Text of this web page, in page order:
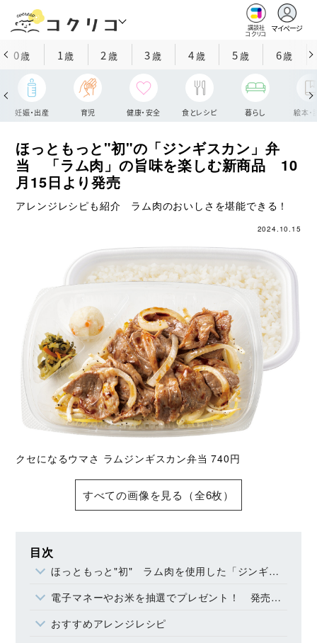
講談社
コクリコ
マイページ
0歳 1歳 2 歳 3歳 4歳 5歳 6歳
妊娠・出産 育児 健康・安全 食とレシピ 暮らし 絵本・
ほっともっと"初"の「ジンギスカン」弁
当 「ラム肉」の旨味を楽しむ新商品 10
月15日より発売
アレンジレシピも紹介 ラム肉のおいしさを堪能できる！
2024.10.15
クセになるウマさ ラムジンギスカン弁当 740円
すべての画像を見る（全6枚）
目次
ほっともっと"初" ラム肉を使用した「ジンギスカン」の弁当
電子マネーやお米を抽選でプレゼント！ 発売記念キャンペーン
おすすめアレンジレシピ